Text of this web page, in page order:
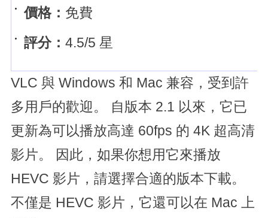
價格： 免費
評分： 4.5/5 星
VLC 與 Windows 和 Mac 兼容，受到許
多用戶的歡迎。 自版本 2.1 以來，它已
更新為可以播放高達 60fps 的 4K 超高清
影片。 因此，如果你想用它來播放
HEVC 影片，請選擇合適的版本下載。
不僅是 HEVC 影片，它還可以在 Mac 上